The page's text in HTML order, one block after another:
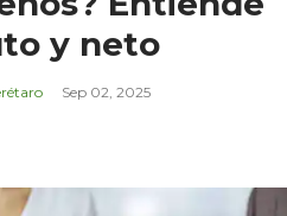
y neto
Sep 02, 2025